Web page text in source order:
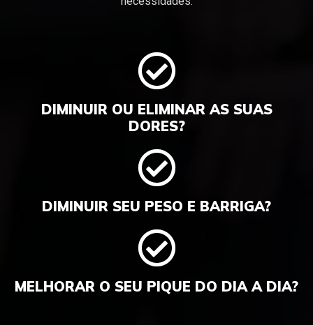
DIMINUIR OU ELIMINAR AS SUAS
DORES?
DIMINUIR SEU PESO E BARRIGA?
MELHORAR O SEU PIQUE DO DIA A DIA?